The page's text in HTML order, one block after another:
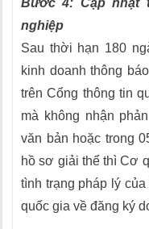
Bước 4: Cập nhật
nghiệp
Sau thời hạn 180
kinh doanh thông
trên Cổng thông tin
mà không nhận
văn bản hoặc trong
hồ sơ giải thể thì Cơ
tình trạng pháp lý
quốc gia về đăng ký